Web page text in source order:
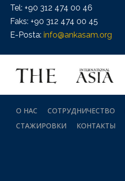
Tel: +90 312 474 00 46
Faks: +90 312 474 00 45
E-Posta: info@ankasam.org
О НАС СОТРУДНИЧЕСТВО
СТАЖИРОВКИ
КОНТАКТЫ